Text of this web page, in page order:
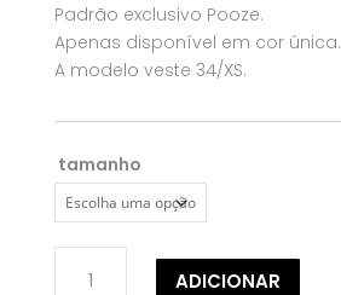
Padrão exclusivo Pooze.
Apenas disponível em cor única.
A modelo veste 34/XS.
tamanho
Quantidade
ADICIONAR